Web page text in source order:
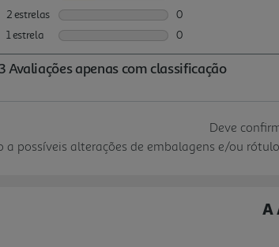
Deve
a possíveis alterações de embalagens e/ou
A